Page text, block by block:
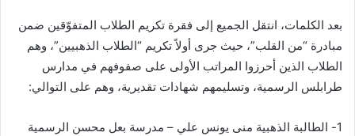
بعد الكلمات، انتقل الجميع إلى فقرة تكريم الطلاب المتفوّقين ضمن
مبادرة “من القلب”، حيث جرى أولاً تكريم “الطلاب الذهبيين”، وهم
الطلاب الذين أحرزوا المراتب الأولى على صفوفهم في مدارس
طرابلس الرسمية، وتسليمهم شهادات تقديرية، وهم على التوالي:
1- الطالبة الذهبية منى يونس علي – مدرسة بعل محسن الرسمية